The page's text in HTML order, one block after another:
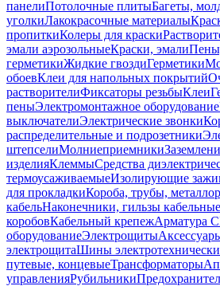
панелиПотолочные плитыБагеты,
уголкиЛакокрасочные материалы
пропиткиКолеры для краски
эмали аэрозольныеКраски, эмали
герметикиЖидкие гвоздиГерметики
обоевКлеи для напольных покрытий
растворителиФиксаторы резьбыКлеи
пеныЭлектромонтажное оборудование
выключателиЭлектрические звонки
распределительные и подрозетники
штепселиМолниеприемники
изделияКлеммыСредства
термоусаживаемыеИзолирующие
для прокладкиКороба, трубы,
кабельНаконечники, гильзы кабельные
коробовКабельный крепежАрматура
оборудованиеЭлектрощиты
электрощитаШины
путевые, концевыеТрансформаторы
управленияРубильники